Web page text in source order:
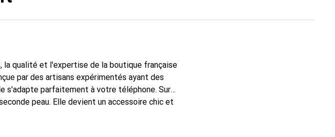
la qualité et l'expertise de la boutique française
par des artisans expérimentés ayant des
s'adapte parfaitement à votre téléphone. Sur
peau. Elle devient un accessoire chic et